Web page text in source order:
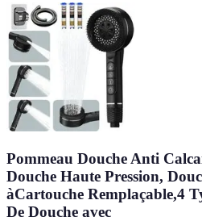
Pommeau Douche Anti
Douche Haute Pression,
àCartouche Remplaçable,4
De Douche avec